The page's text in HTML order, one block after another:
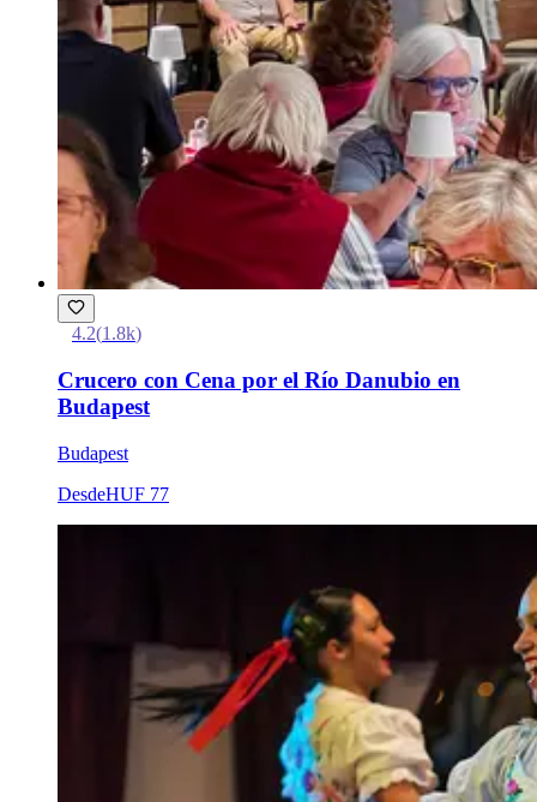
4.2(1.8k)
Crucero con Cena por el Río Danubio en
Budapest
Budapest
DesdeHUF 77